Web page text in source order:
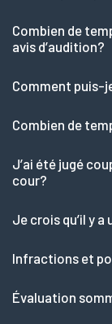
Combien de
avis d’audition?
Comment puis-
Combien de
J’ai été jugé
cour?
Je crois qu’il y
Infractions et
Évaluation